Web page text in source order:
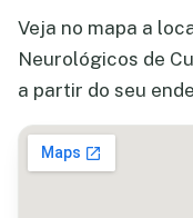
Veja no mapa a
Neurológicos de
a partir do seu